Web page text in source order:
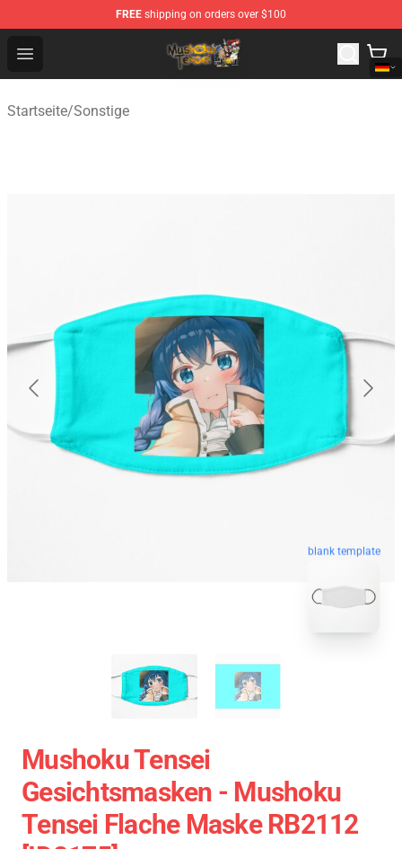
FREE shipping on orders over $100
Open menu
Mushoku Tensei Store - Official Mushoku Tensei
Startseite/Sonstige
blank template
Mushoku Tensei
Gesichtsmasken - Mushoku
Tensei Flache Maske RB2112